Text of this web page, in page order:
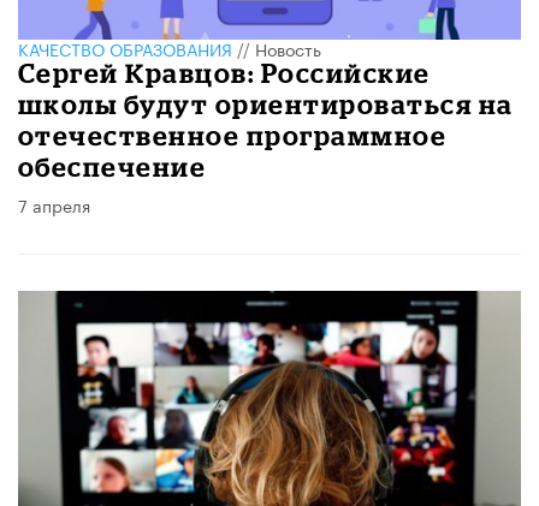
КАЧЕСТВО ОБРАЗОВАНИЯ//Новость
Сергей Кравцов: Российские
школы будут ориентироваться на
отечественное программное
обеспечение
7 апреля